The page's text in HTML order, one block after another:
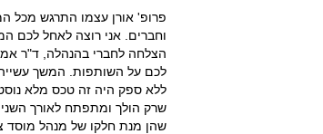
פרופ' אורן עצמו התרגש מכל
וחברים. אני רוצה לאחל לכם
הצלחה לחברי בהנהלה, ד"ר
לכם על השותפות. המשך
ללא ספק היה זה טכס מלא
שרק הולך ומתפתח לאורך
שהן מנת חלקו של מנהל מוסד